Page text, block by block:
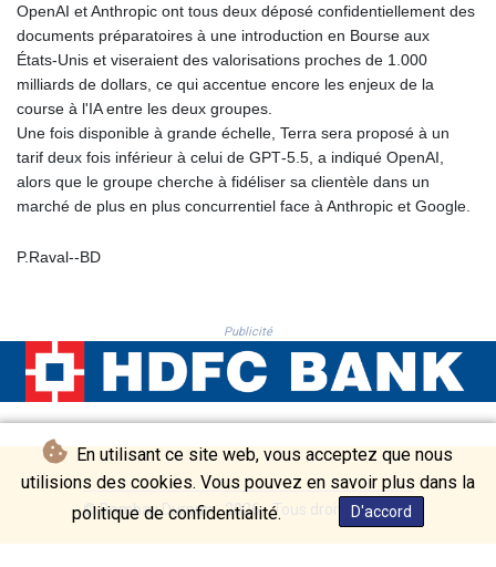
En utilisant ce site web, vous acceptez que nous
utilisions des cookies. Vous pouvez en savoir plus dans la
politique de confidentialité.
D'accord
PGK 5.093937
PKR 320.014324
PYG 6853.914834
QAR 4.213648
RON 5.244583
SDG 694.263698
SEK 10.961095
SGD 1.477661
SRD 43.778814
STD 23929.673396
STN 24.499696
OpenAI et Anthropic ont tous deux déposé confidentiellement des
documents préparatoires à une introduction en Bourse aux
États‑Unis et viseraient des valorisations proches de 1.000
milliards de dollars, ce qui accentue encore les enjeux de la
course à l'IA entre les deux groupes.
Une fois disponible à grande échelle, Terra sera proposé à un
tarif deux fois inférieur à celui de GPT‑5.5, a indiqué OpenAI,
alors que le groupe cherche à fidéliser sa clientèle dans un
marché de plus en plus concurrentiel face à Anthropic et Google.
P.Raval--BD
Publicité
© Bombay Durpun - 2026 - Tous droits réservés